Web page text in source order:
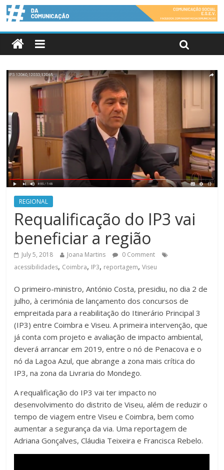
REGIONAL
Requalificação do IP3 vai
beneficiar a região
July 5, 2018 Joana Martins
0 Comment
acessibilidades, Coimbra, IP3, reportagem,Viseu
O primeiro-ministro, António Costa, presidiu, no dia 2 de
julho, à cerimónia de lançamento dos concursos de
empreitada para a reabilitação do Itinerário Principal 3
(IP3) entre Coimbra e Viseu. A primeira intervenção, que
já conta com projeto e avaliação de impacto ambiental,
deverá arrancar em 2019, entre o nó de Penacova e o
nó da Lagoa Azul, que abrange a zona mais crítica do
IP3, na zona da Livraria do Mondego.
A requalificação do IP3 vai ter impacto no
desenvolvimento do distrito de Viseu, além de reduzir o
tempo de viagem entre Viseu e Coimbra, bem como
aumentar a segurança da via. Uma reportagem de
Adriana Gonçalves, Cláudia Teixeira e Francisca Rebelo.